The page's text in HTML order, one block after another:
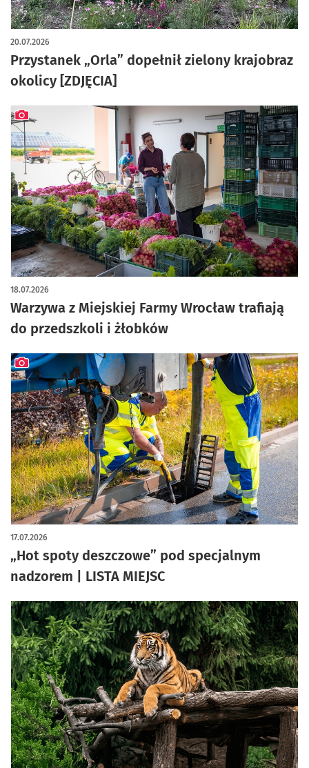
Przystanek „Orla” dopełnił zielony krajobraz
okolicy [ZDJĘCIA]
20.07.2026
artykuł z galerią zdjęć
Warzywa z Miejskiej Farmy Wrocław trafiają
do przedszkoli i żłobków
18.07.2026
artykuł z galerią zdjęć
„Hot spoty deszczowe” pod specjalnym
nadzorem | LISTA MIEJSC
17.07.2026
artykuł z galerią zdjęć